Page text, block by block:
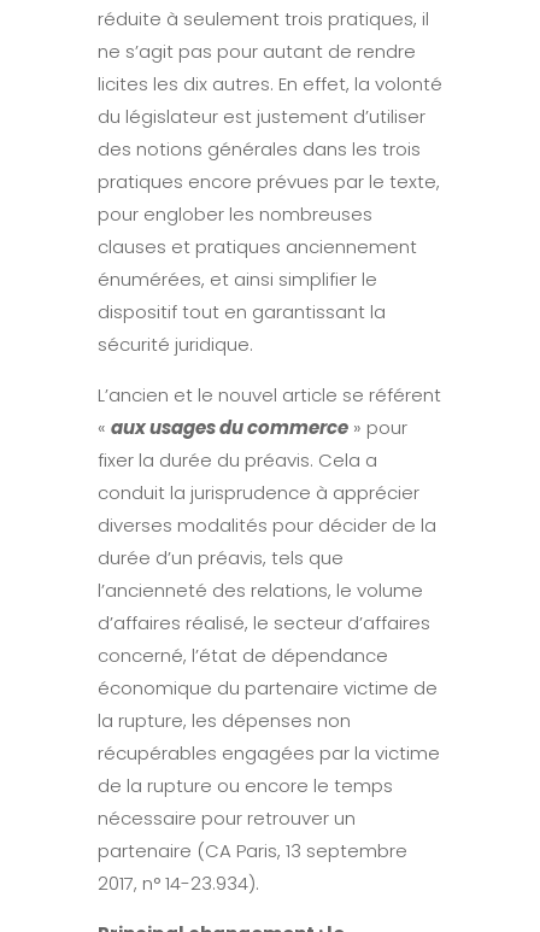
réduite à seulement trois pratiques, il
ne s’agit pas pour autant de rendre
licites les dix autres. En effet, la volonté
du législateur est justement d’utiliser
des notions générales dans les trois
pratiques encore prévues par le texte,
pour englober les nombreuses
clauses et pratiques anciennement
énumérées, et ainsi simplifier le
dispositif tout en garantissant la
sécurité juridique.
L’ancien et le nouvel article se référent
« aux usages du commerce» pour
fixer la durée du préavis. Cela a
conduit la jurisprudence à apprécier
diverses modalités pour décider de la
durée d’un préavis, tels que
l’ancienneté des relations, le volume
d’affaires réalisé, le secteur d’affaires
concerné, l’état de dépendance
économique du partenaire victime de
la rupture, les dépenses non
récupérables engagées par la victime
de la rupture ou encore le temps
nécessaire pour retrouver un
partenaire (CA Paris, 13 septembre
2017, n° 14-23.934).